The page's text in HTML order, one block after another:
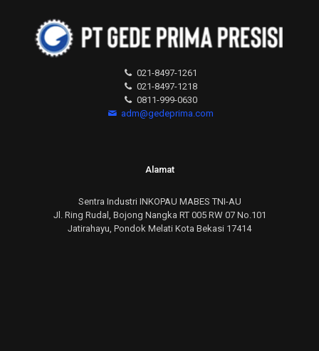
021-8497-1261
021-8497-1218
0811-999-0630
adm@gedeprima.com
Alamat
Sentra Industri INKOPAU MABES TNI-AU
Jl. Ring Rudal, Bojong Nangka RT 005 RW 07 No.101
Jatirahayu, Pondok Melati Kota Bekasi 17414